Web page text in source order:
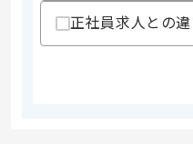
その他募集要項
商
募
正社員求人との違